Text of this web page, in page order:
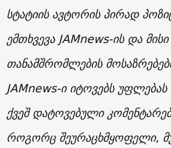
სტატიის ავტორის პირად
ემთხვევა JAMnews-ის და
თანამშრომლების
JAMnews-ი იტოვებს
ქვეშ დატოვებული
როგორც შეურაცხმყოფელი,